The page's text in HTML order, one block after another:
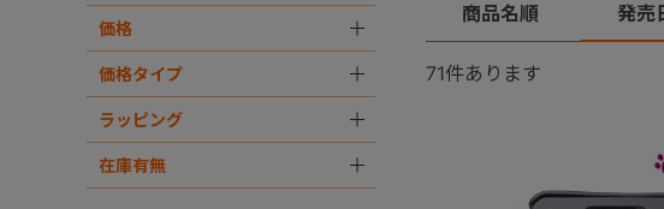
価格
価格タイプ
ラッピング
在庫有無
商品名順 発売
71件あります